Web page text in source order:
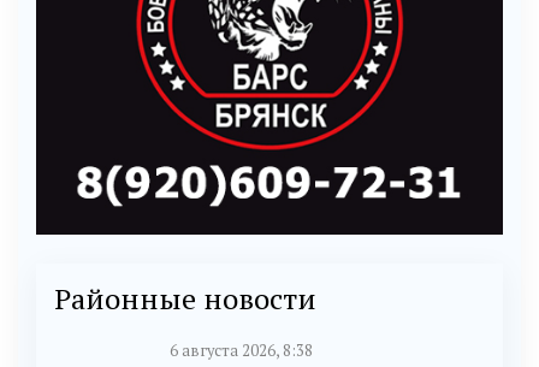
Районные новости
6 августа 2026, 8:38